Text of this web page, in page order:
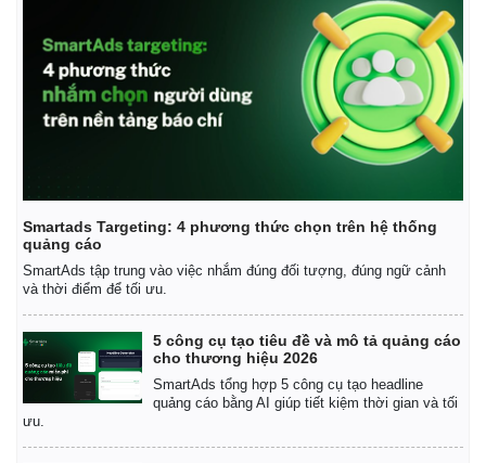
Smartads Targeting: 4 phương thức chọn trên hệ thống
quảng cáo
SmartAds tập trung vào việc nhắm đúng đối tượng, đúng ngữ cảnh
và thời điểm để tối ưu.
5 công cụ tạo tiêu đề và mô tả quảng cáo
cho thương hiệu 2026
SmartAds tổng hợp 5 công cụ tạo headline
quảng cáo bằng AI giúp tiết kiệm thời gian và tối
ưu.